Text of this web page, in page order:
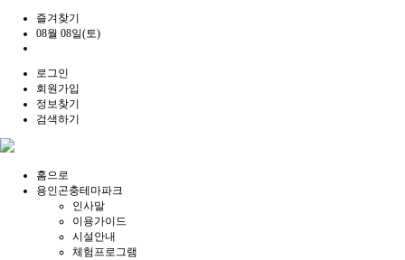
즐겨찾기
08월 08일(토)
로그인
회원가입
정보찾기
검색하기
홈으로
용인곤충테마파크
인사말
이용가이드
시설안내
체험프로그램